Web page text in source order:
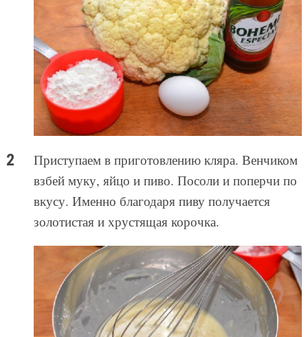
Приступаем в приготовлению кляра. Венчиком
взбей муку, яйцо и пиво. Посоли и поперчи по
вкусу. Именно благодаря пиву получается
золотистая и хрустящая корочка.